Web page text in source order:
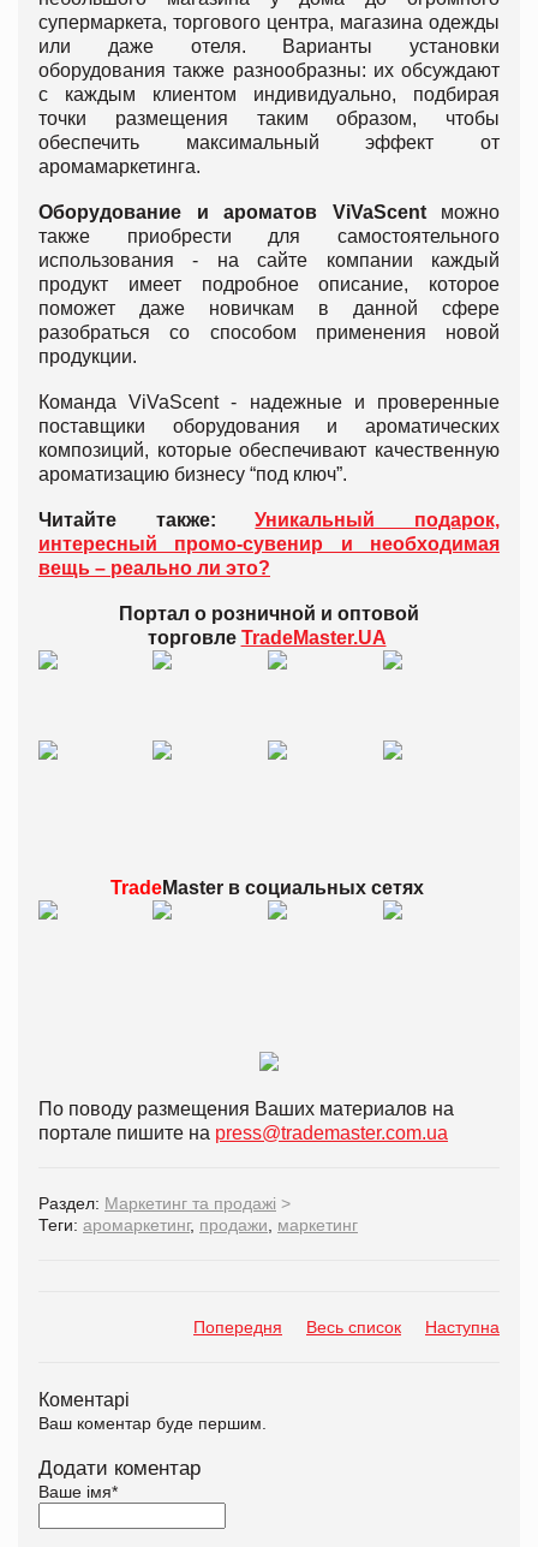
супермаркета, торгового центра, магазина одежды
или даже отеля. Варианты установки
оборудования также разнообразны: их обсуждают
с каждым клиентом индивидуально, подбирая
точки размещения таким образом, чтобы
обеспечить максимальный эффект от
аромамаркетинга.
Оборудование и ароматов ViVaScentможно
также приобрести для самостоятельного
использования - на сайте компании каждый
продукт имеет подробное описание, которое
поможет даже новичкам в данной сфере
разобраться со способом применения новой
продукции.
Команда ViVaScent - надежные и проверенные
поставщики оборудования и ароматических
композиций, которые обеспечивают качественную
ароматизацию бизнесу “под ключ”.
Читайте также:Уникальный подарок,
интересный промо-сувенир и необходимая
вещь – реально ли это?
Портал о розничной и оптовой
торговле TradeMaster.UA
TradeMaster всоциальных сетях
По поводу размещения Ваших материалов на
портале пишите на press@trademaster.com.ua
Раздел: Маркетинг та продажі >
Теги: аромаркетинг, продажи маркетинг
Попередня Весь список Наступна
Коментарі
Ваш коментар буде першим.
Додати коментар
Ваше імя*